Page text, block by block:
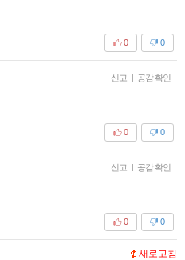
0
0
신고 | 공감 확인
0
0
신고 | 공감 확인
0
0
새로고침